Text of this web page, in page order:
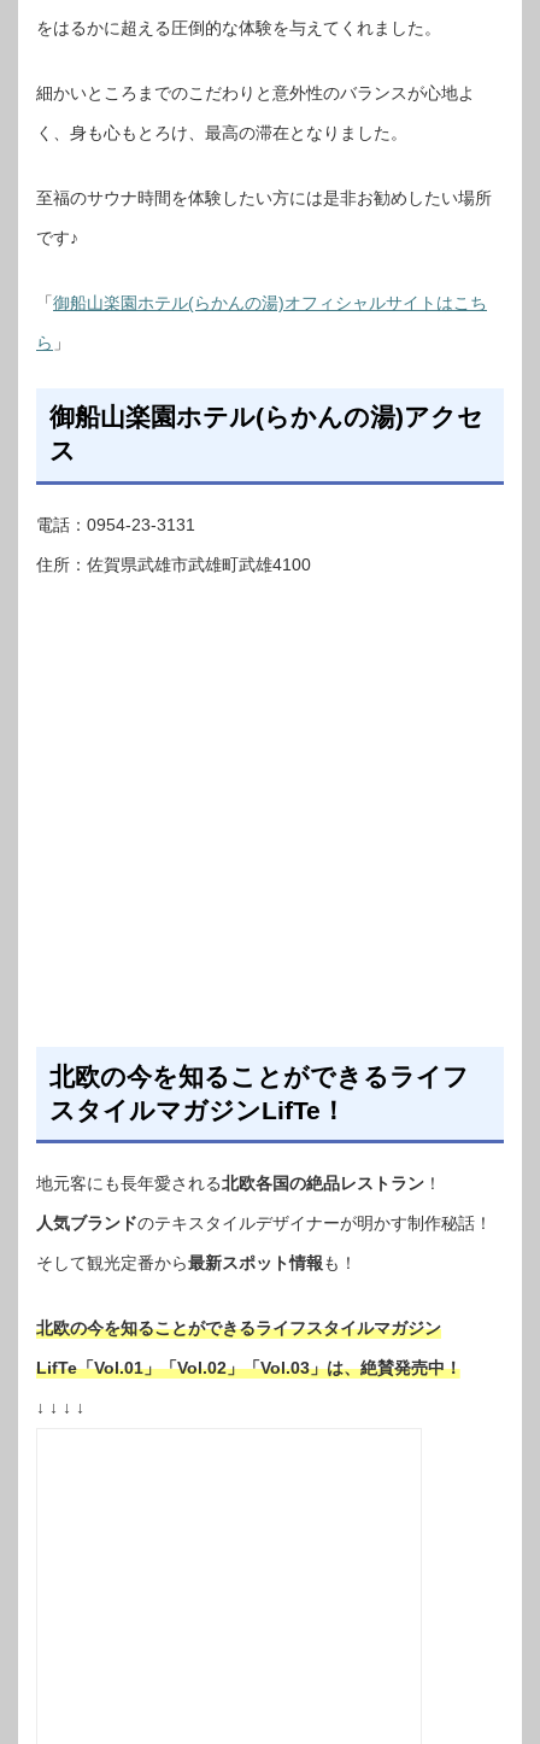
をはるかに超える圧倒的な体験を与えてくれました。
細かいところまでのこだわりと意外性のバランスが心地よ
く、身も心もとろけ、最高の滞在となりました。
至福のサウナ時間を体験したい方には是非お勧めしたい場所
です♪
「御船山楽園ホテル(らかんの湯)オフィシャルサイトはこち
ら 」
御船山楽園ホテル(らかんの湯)アクセ
ス
電話：0954-23-3131
住所：佐賀県武雄市武雄町武雄4100
北欧の今を知ることができるライフ
スタイルマガジンLifTe！
地元客にも長年愛される北欧各国の絶品レストラン ！
人気ブランドのテキスタイルデザイナーが明かす制作秘話！
そして観光定番から最新スポット情報も！
北欧の今を知ることができるライフスタイルマガジン
LifTe「Vol.01」「Vol.02」「Vol.03」は、絶賛発売中！
↓ ↓ ↓ ↓